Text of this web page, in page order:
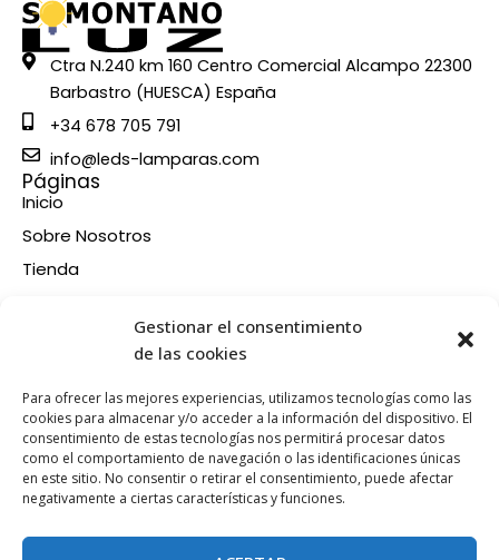
Gestionar el consentimiento
de las cookies
Para ofrecer las mejores experiencias, utilizamos tecnologías como las
cookies para almacenar y/o acceder a la información del dispositivo. El
consentimiento de estas tecnologías nos permitirá procesar datos
como el comportamiento de navegación o las identificaciones únicas
en este sitio. No consentir o retirar el consentimiento, puede afectar
negativamente a ciertas características y funciones.
Ctra N.240 km 160 Centro Comercial Alcampo 22300
Barbastro (HUESCA) España
+34 678 705 791
info@leds-lamparas.com
Páginas
Inicio
Sobre Nosotros
Tienda
Información
Condiciones de compra
Política de devoluciones y reembolsos
Política de cookies
Síganos en nuestras RRSS
a - i n